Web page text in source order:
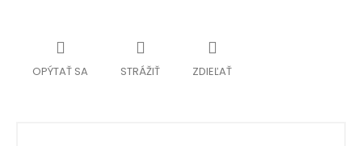
OPÝTAŤ SA STRÁŽIŤ ZDIEĽAŤ